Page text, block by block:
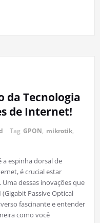
da Tecnologia
de Internet!
Tag GPON, mikrotik,
espinha dorsal de
é crucial estar
dessas inovações que
Passive Optical
fascinante e entender
como você